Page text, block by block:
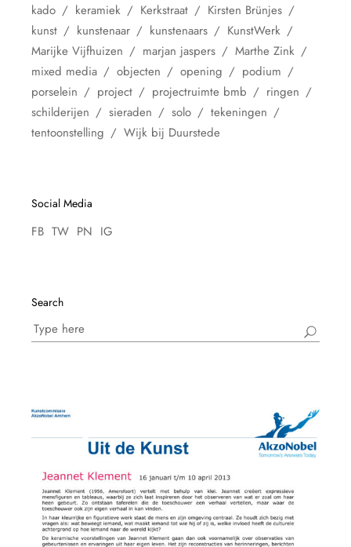
kado
keramiek Kerkstraat
Kirsten Brünjes
kunst
kunstenaar kunstenaars
KunstWerk
Marijke Vijfhuizen
marjan jaspers
Marthe Zink
mixed media
objecten opening
podium
porselein
project projectruimte bmb
ringen
schilderijen
sieraden solo
tekeningen
tentoonstelling
Wijk bij Duurstede
Social Media
FB TW PN IG
Search
Search
for: